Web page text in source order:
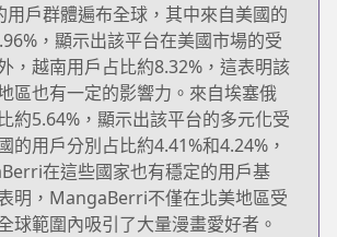
戶群體遍布全球，其中來自美國的
，顯示出該平台在美國市場的受
，越南用戶占比約8.32%，這表明該
區也有一定的影響力。來自埃塞俄
約5.64%，顯示出該平台的多元化受
的用戶分別占比約4.41%和4.24%，
在這些國家也有穩定的用戶基
明，MangaBerri不僅在北美地區受
球範圍內吸引了大量漫畫愛好者。